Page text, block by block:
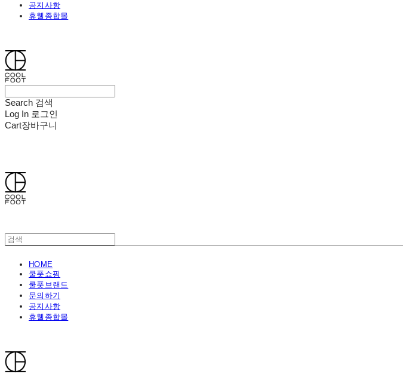
공지사항
휴웰종합몰
Search 검색
Log In 로그인
Cart장바구니
HOME
쿨풋쇼핑
쿨풋브랜드
문의하기
공지사항
휴웰종합몰